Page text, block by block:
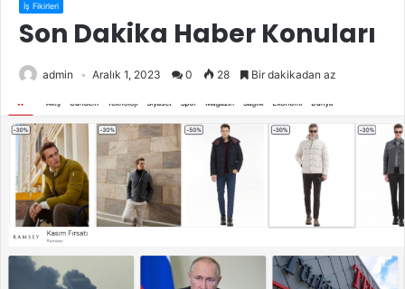
İş Fikirleri
Son Dakika Haber Konuları
admin Aralık 1, 2023 0 28 Bir dakikadan az